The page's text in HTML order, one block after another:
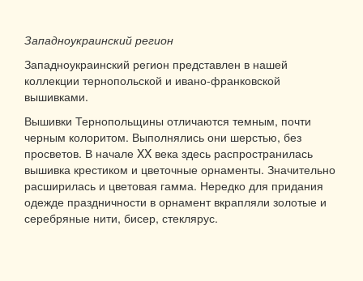
Западноукраинский регион
Западноукраинский регион представлен в нашей
коллекции тернопольской и ивано-франковской
вышивками.
Вышивки Тернопольщины отличаются темным, почти
черным колоритом. Выполнялись они шерстью, без
просветов. В начале XX века здесь распространилась
вышивка крестиком и цветочные орнаменты. Значительно
расширилась и цветовая гамма. Нередко для придания
одежде праздничности в орнамент вкрапляли золотые и
серебряные нити, бисер, стеклярус.